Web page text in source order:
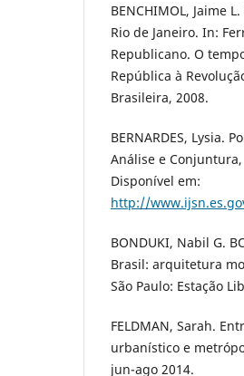
BENCHIMOL, Jaime
Rio de Janeiro. In:
Republicano. O
República à
Brasileira, 2008.
BERNARDES, Lysia.
Análise e
Disponível em:
http://
BONDUKI, Nabil G.
Brasil: arquitetura
São Paulo: Estação
FELDMAN, Sarah.
urbanístico e
jun-ago 2014.